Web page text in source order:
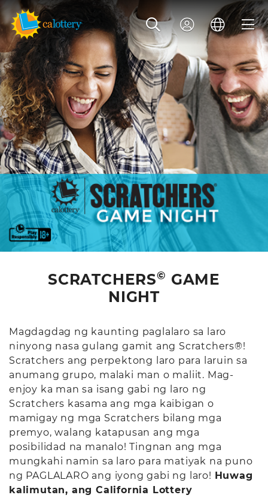
SCRATCHERS© GAME
NIGHT
Magdagdag ng kaunting paglalaro sa laro
ninyong nasa gulang gamit ang Scratchers®!
Scratchers ang perpektong laro para laruin sa
anumang grupo, malaki man o maliit. Mag-
enjoy ka man sa isang gabi ng laro ng
Scratchers kasama ang mga kaibigan o
mamigay ng mga Scratchers bilang mga
premyo, walang katapusan ang mga
posibilidad na manalo! Tingnan ang mga
mungkahi namin sa laro para matiyak na puno
ng PAGLALARO ang iyong gabi ng laro! Huwag
kalimutan, ang California Lottery